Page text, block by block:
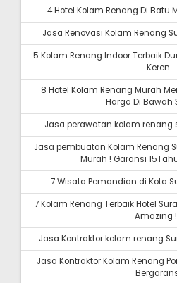
4 Hotel Kolam Renang Di Batu
Jasa Renovasi Kolam Renang
5 Kolam Renang Indoor Terbaik
Keren
8 Hotel Kolam Renang Murah
Harga Di Bawah
Jasa perawatan kolam renang
Jasa pembuatan Kolam Renang
Murah ! Garansi
7 Wisata Pemandian di Kota
7 Kolam Renang Terbaik Hotel
Amazing
Jasa Kontraktor kolam renang
Jasa Kontraktor Kolam Renang